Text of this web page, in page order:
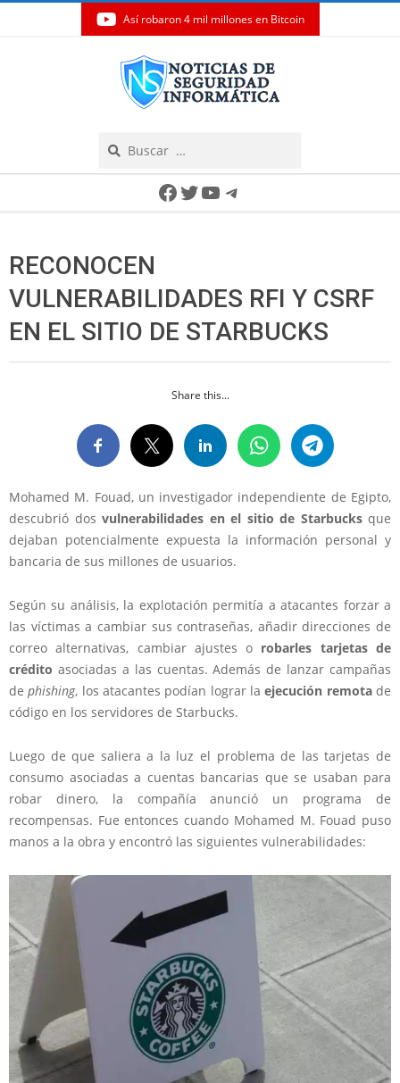
Así robaron 4 mil millones en Bitcoin
Facebook
Twitter
YouTube
Telegram
RECONOCEN
VULNERABILIDADES RFI Y CSRF
EN EL SITIO DE STARBUCKS
Share this...
Mohamed M. Fouad, un investigador independiente de Egipto,
descubrió dos vulnerabilidades en el sitio de Starbucksque
dejaban potencialmente expuesta la información personal y
bancaria de sus millones de usuarios.
Según su análisis, la explotación permitía a atacantes forzar a
las víctimas a cambiar sus contraseñas, añadir direcciones de
correo alternativas, cambiar ajustes o robarles tarjetas de
crédito asociadas a las cuentas. Además de lanzar campañas
dephishing, los atacantes podían lograr laejecución remotade
código en los servidores de Starbucks.
Luego de que saliera a la luz el problema de las tarjetas de
consumo asociadas a cuentas bancarias que se usaban para
robar dinero, la compañía anunció un programa de
recompensas. Fue entonces cuando Mohamed M. Fouad puso
manos a la obra y encontró las siguientes vulnerabilidades: